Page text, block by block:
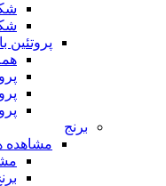
پروتئین
برنج
مشاهده